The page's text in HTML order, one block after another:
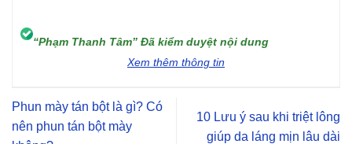
“Phạm Thanh Tâm” Đã kiểm duyệt nội dung
Xem thêm thông tin
Phun mày tán bột là gì? Có
nên phun tán bột mày
10 Lưu ý sau khi triệt lông
giúp da láng mịn lâu dài